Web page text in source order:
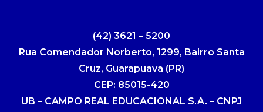
(42) 3621 – 5200
Rua Comendador Norberto, 1299, Bairro Santa
Cruz, Guarapuava (PR)
CEP: 85015-420
UB – CAMPO REAL EDUCACIONAL S.A. – CNPJ